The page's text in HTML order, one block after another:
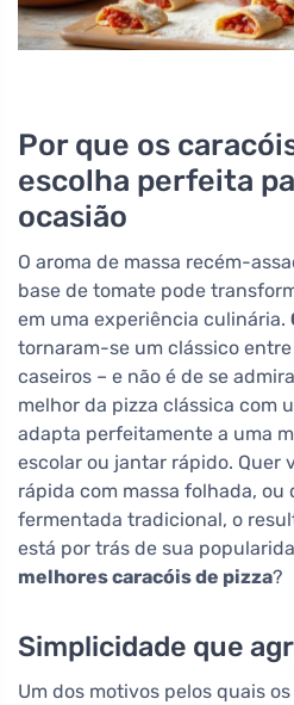
Por que os
escolha perfeita
ocasião
O aroma de massa recém-
base de tomate pode
em uma experiência culinária.
tornaram-se um clássico
caseiros – e não é de se
melhor da pizza clássica com
adapta perfeitamente a uma
escolar ou jantar rápido. Quer
rápida com massa folhada, ou
fermentada tradicional, o
está por trás de sua
melhores caracóis de pizza?
Simplicidade que
Um dos motivos pelos quais